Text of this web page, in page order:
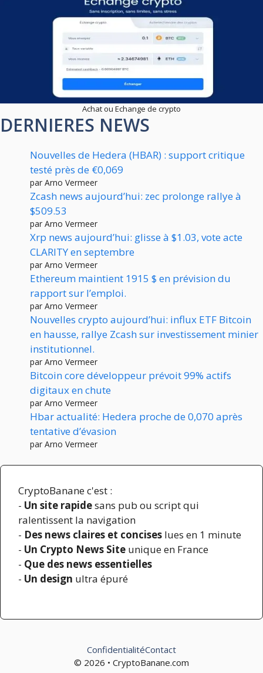
Achat ou Echange de crypto
DERNIERES NEWS
Nouvelles de Hedera (HBAR) : support critique
testé près de €0,069
par Arno Vermeer
Zcash news aujourd’hui: zec prolonge rallye à
$509.53
par Arno Vermeer
Xrp news aujourd’hui: glisse à $1.03, vote acte
CLARITY en septembre
par Arno Vermeer
Ethereum maintient 1915 $ en prévision du
rapport sur l’emploi.
par Arno Vermeer
Nouvelles crypto aujourd’hui: influx ETF Bitcoin
en hausse, rallye Zcash sur investissement minier
institutionnel.
par Arno Vermeer
Bitcoin core développeur prévoit 99% actifs
digitaux en chute
par Arno Vermeer
Hbar actualité: Hedera proche de 0,070 après
tentative d’évasion
par Arno Vermeer
CryptoBanane c'est :
- Un site rapidesans pub ou script qui
ralentissent la navigation
- Des news claires et concises lues en 1 minute
- Un Crypto News Site unique en France
- Que des news essentielles
- Un design ultra épuré
© 2026 • CryptoBanane.com
ConfidentialitéContact